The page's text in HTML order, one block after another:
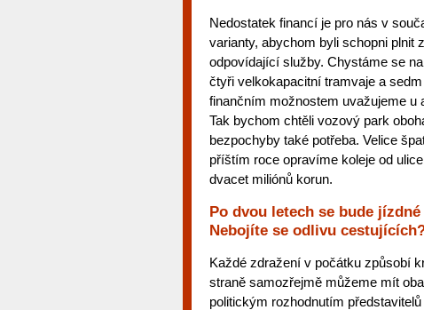
Nedostatek financí je pro nás v
varianty, abychom byli schopni
odpovídající služby. Chystáme se
čtyři velkokapacitní tramvaje a
finančním možnostem uvažujeme u
Tak bychom chtěli vozový park
bezpochyby také potřeba. Velice
příštím roce opravíme koleje od
dvacet miliónů korun.
Po dvou letech se bude
Nebojíte se odlivu
Každé zdražení v počátku způsobí
straně samozřejmě můžeme mít
politickým rozhodnutím